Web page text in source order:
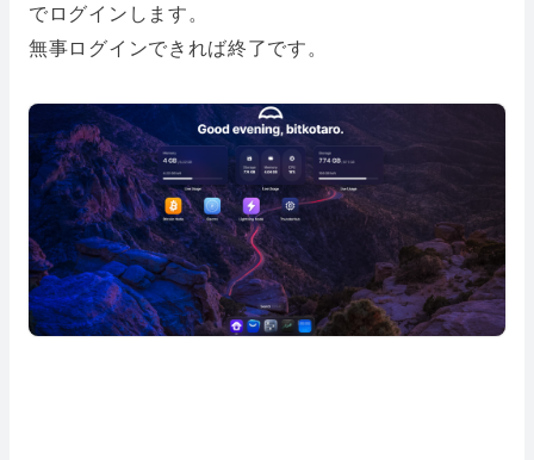
でログインします。
無事ログインできれば終了です。